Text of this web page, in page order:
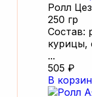
Ролл
250 гр
Состав:
курицы,
...
505 ₽
В